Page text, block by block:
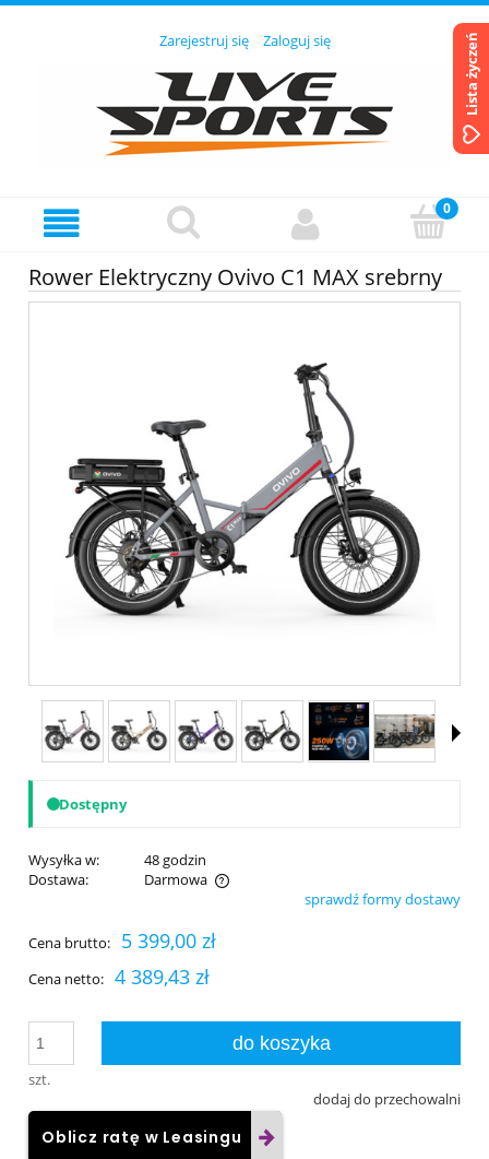
Zarejestruj się Zaloguj się
Rower Elektryczny Ovivo C1 MAX srebrny
Dostępny
Wysyłka w:
48 godzin
Dostawa:
Darmowa
Cena nie zawiera ewentualnych kosztów płatnościsprawdź formy dostawy
Cena brutto: 5 399,00 zł
Cena netto: 4 389,43 zł
szt.
do koszyka
dodaj do przechowalni
Oblicz ratę w Leasingu
Lista życzeń